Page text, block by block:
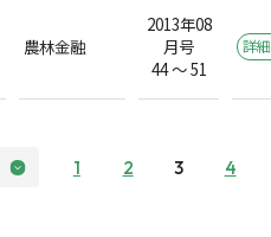
農林金融
2013年08
月号
44 ～ 51
詳細
1 2 3 4